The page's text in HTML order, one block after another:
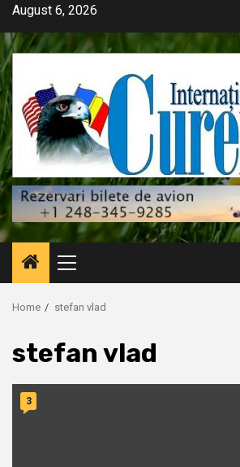
Skip
content
August 6, 2026
Primary
Menu
Home stefan vlad
stefan vlad
3